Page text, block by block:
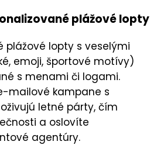
plážové lopty
plážové lopty s veselými
emoji, športové motívy)
s menami či logami.
mailové kampane s
letné párty, čím
a oslovíte
agentúry.